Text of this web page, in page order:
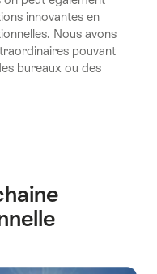
innovantes en
Nous avons
pouvant
bureaux ou des